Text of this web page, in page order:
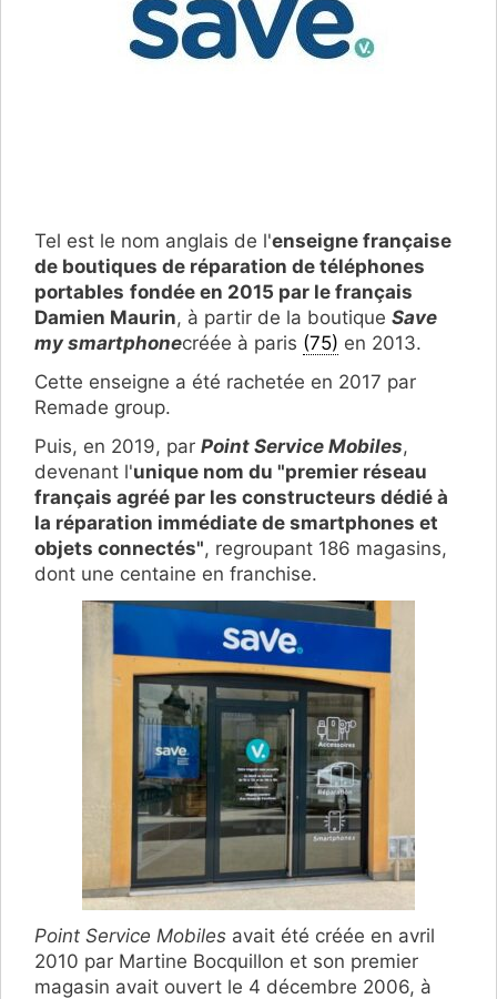
Tel est le nom anglais de l'enseigne française
de boutiques de réparation de téléphones
portables fondée en 2015 par le français
Damien Maurin, à partir de la boutique Save
my smartphonecréée à paris (75) en 2013.
Cette enseigne a été rachetée en 2017 par
Remade group.
Puis, en 2019, par Point Service Mobiles,
devenant l'unique nom du "premier réseau
français agréé par les constructeurs dédié à
la réparation immédiate de smartphones et
objets connectés", regroupant 186 magasins,
dont une centaine en franchise.
Point Service Mobiles avait été créée en avril
2010 par Martine Bocquillon et son premier
magasin avait ouvert le 4 décembre 2006, à